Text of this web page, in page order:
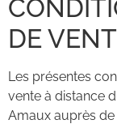
DE
Les présentes
vente à distance
Amaux auprès